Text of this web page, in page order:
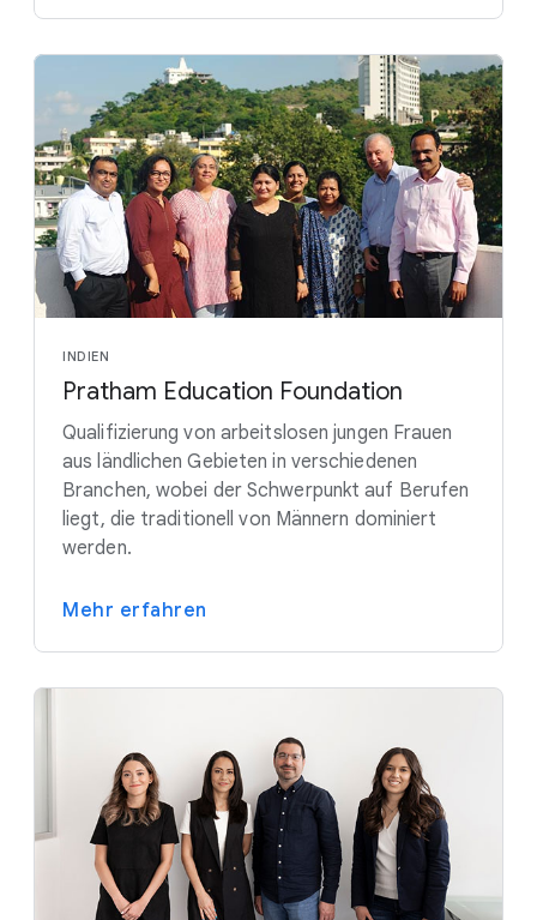
INDIEN
Pratham Education Foundation
Qualifizierung von arbeitslosen jungen Frauen
aus ländlichen Gebieten in verschiedenen
Branchen, wobei der Schwerpunkt auf Berufen
liegt, die traditionell von Männern dominiert
werden.
Mehr erfahren